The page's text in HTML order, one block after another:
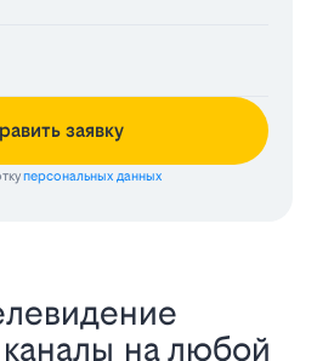
заявку
персональных данных
на любой